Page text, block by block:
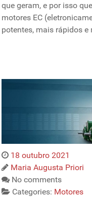
que geram, e por isso
motores EC
potentes, mais rápidos
18 outubro 2021
Maria Augusta Priori
No comments
Categories: Motores